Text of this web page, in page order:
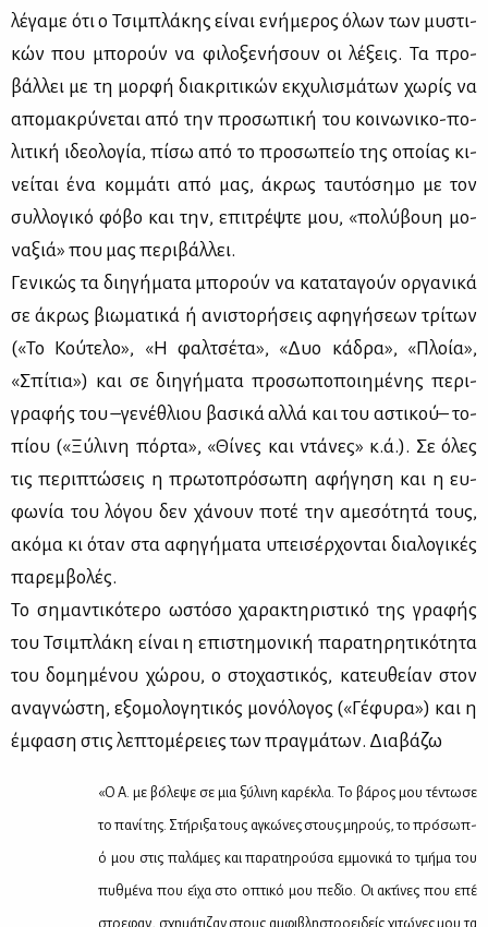
λέ­γα­με ότι ο Τσι­μπλά­κης εί­ναι ενή­με­ρος όλων των μυ­στι­
κών που μπο­ρούν να φι­λο­ξε­νή­σουν οι λέ­ξεις. Τα προ­
βάλ­λει με τη μορ­φή δια­κρι­τι­κών εκ­χυ­λι­σμά­των χω­ρίς να
απο­μα­κρύ­νε­ται από την προ­σω­πι­κή του κοι­νω­νι­κο-πο­
λι­τι­κή ιδε­ο­λο­γία, πί­σω από το προ­σω­πείο της οποί­ας κι­
νεί­ται ένα κομ­μά­τι από μας, άκρως ταυ­τό­ση­μο με τον
συλ­λο­γι­κό φό­βο και την, επι­τρέψ­τε μου, «πο­λύ­βουη μο­
να­ξιά» που μας πε­ρι­βάλ­λει.
Γε­νι­κώς τα δι­η­γή­μα­τα μπο­ρούν να κα­τα­τα­γούν ορ­γα­νι­κά
σε άκρως βιω­μα­τι­κά ή ανι­στο­ρή­σεις αφη­γή­σε­ων τρί­των
(«Το Κού­τε­λο», «Η φαλ­τσέ­τα», «Δυο κά­δρα», «Πλοία»,
«Σπί­τια») και σε δι­η­γή­μα­τα προ­σω­πο­ποι­η­μέ­νης πε­ρι­
γρα­φής του –γε­νέ­θλιου βα­σι­κά αλ­λά και του αστι­κού– το­
πί­ου («Ξύ­λι­νη πόρ­τα», «Θί­νες και ντά­νες» κ.ά.). Σε όλες
τις πε­ρι­πτώ­σεις η πρω­το­πρό­σω­πη αφή­γη­ση και η ευ­
φω­νία του λό­γου δεν χά­νουν πο­τέ την αμε­σό­τη­τά τους,
ακό­μα κι όταν στα αφη­γή­μα­τα υπει­σέρ­χο­νται δια­λο­γι­κές
πα­ρεμ­βο­λές.
Το ση­μα­ντι­κό­τε­ρο ωστό­σο χα­ρα­κτη­ρι­στι­κό της γρα­φής
του Τσι­μπλά­κη εί­ναι η επι­στη­μο­νι­κή πα­ρα­τη­ρη­τι­κό­τη­τα
του δο­μη­μέ­νου χώ­ρου, ο στο­χα­στι­κός, κα­τευ­θεί­αν στον
ανα­γνώ­στη, εξο­μο­λο­γη­τι­κός μο­νό­λο­γος («Γέ­φυ­ρα») και η
έμ­φα­ση στις λε­πτο­μέ­ρειες των πραγ­μά­των. Δια­βά­ζω
«Ο Α. με βο­́λ­εψε σε μια ξυ­́λ­ινη κα­ρε­́κλα. Το βα­́ρος μου τε­́ντ­ωσε
το πα­νί της. Στη­́ρ­ιξα τους αγκω­́νες στους μη­ρούς, το προ­́σ­ωπ­
ό μου στις πα­λα­́μες και πα­ρα­τη­ρου­́σα εμ­μο­νι­κά το τμη­́μα του
πυθ­με­́να που ει­́χα στο οπτι­κό μου πε­δι­́ο. Οι ακτι­́νες που επε­́
στρ­εφαν, σχη­μα­́τ­ιζαν στους αμ­φι­βλη­στροει­δείς χι­τω­́νες μου τα